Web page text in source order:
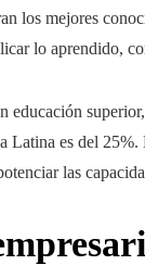
los mejores
lo aprendido,
es del
las